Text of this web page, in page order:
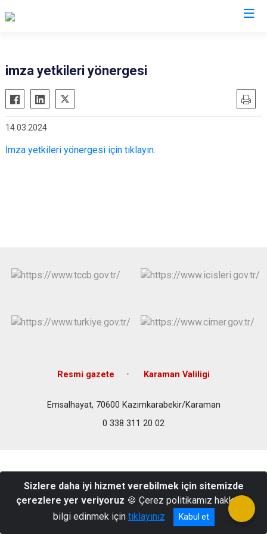
Ayrancı
Başyayla
Ermenek
Kazımkarabekir
imza yetkileri yönergesi
14.03.2024
İmza yetkileri yönergesi için tıklayın.
Resmi gazete Karaman Valiligi
Emsalhayat, 70600 Kazımkarabekir/Karaman
0 338 311 20 02
Sizlere daha iyi hizmet verebilmek için sitemizde
çerezlere yer veriyoruz 🍪 Çerez politikamız hakkında
bilgi edinmek için tıklayınız Kabul et